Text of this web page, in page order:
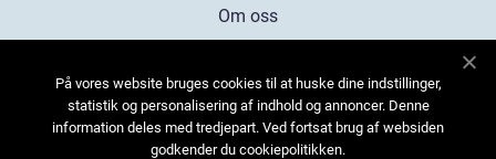
Om oss
Kontakta oss
Sitemap
På vores website bruges cookies til at huske dine indstillinger,
statistik og personalisering af indhold og annoncer. Denne
information deles med tredjepart. Ved fortsat brug af websiden
godkender du cookiepolitikken.